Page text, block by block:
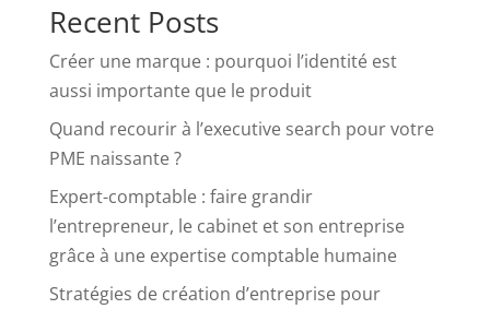
Recent Posts
Créer une marque : pourquoi l’identité est
aussi importante que le produit
Quand recourir à l’executive search pour votre
PME naissante ?
Expert-comptable : faire grandir
l’entrepreneur, le cabinet et son entreprise
grâce à une expertise comptable humaine
Stratégies de création d’entreprise pour